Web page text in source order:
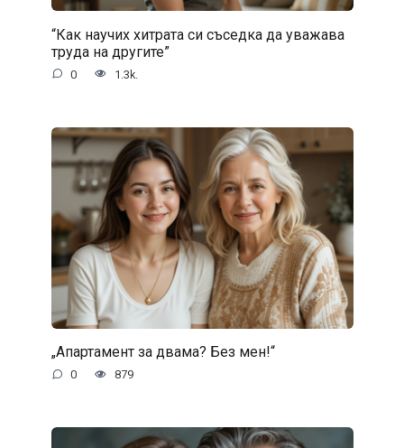
“Как научих хитрата си съседка да уважава
труда на другите”
0 1.3k.
„Апартамент за двама? Без мен!“
0 879